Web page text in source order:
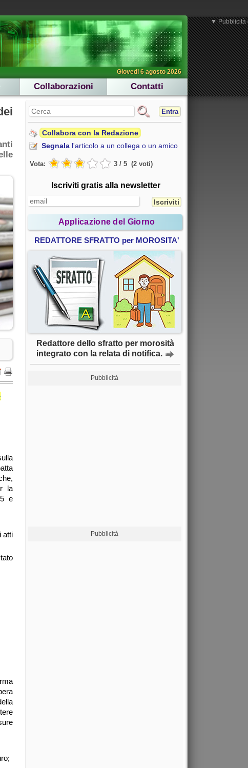
Giovedi 6 agosto 2026
Collaborazioni Contatti
la
e
atti
Entra
Collabora con la Redazione
Segnala l'articolo a un collega o un amico
Vota: 3 / 5 (2 voti)
Iscriviti gratis alla newsletter
Applicazione del Giorno
REDATTORE SFRATTO per MOROSITA'
Redattore dello sfratto per morosità
integrato con la relata di notifica.
Pubblicità
Pubblicità
▼ Pubblicità